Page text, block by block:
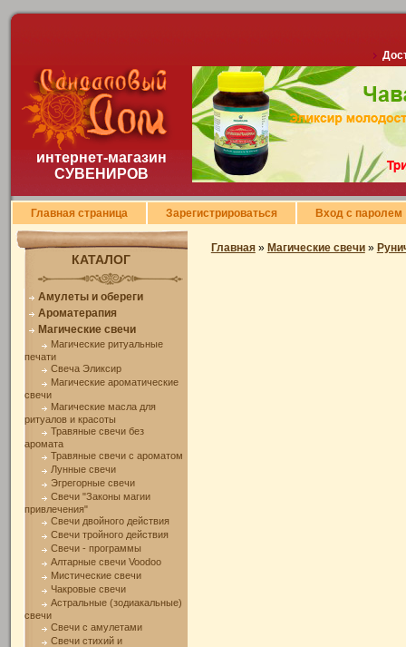
интернет-магазин
СУВЕНИРОВ
Главная страница Зарегистрироваться Вход с паролем
КАТАЛОГ
Амулеты и обереги
Ароматерапия
Магические свечи
Магические ритуальные
печати
Свеча Эликсир
Магические ароматические
свечи
Магические масла для
ритуалов и красоты
Травяные свечи без
аромата
Травяные свечи с ароматом
Лунные свечи
Эгрегорные свечи
Свечи "Законы магии
привлечения"
Свечи двойного действия
Свечи тройного действия
Свечи - программы
Алтарные свечи Voodoo
Мистические свечи
Чакровые свечи
Астральные (зодиакальные)
свечи
Свечи с амулетами
Свечи стихий и
Главная» Магические свечи»